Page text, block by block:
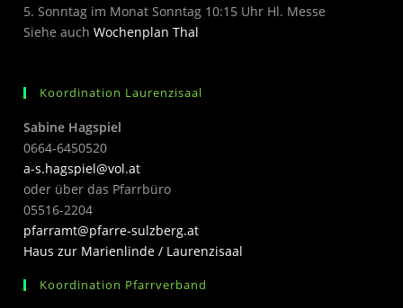
5. Sonntag im Monat Sonntag 10:15 Uhr Hl. Messe
Siehe auchWochenplan Thal
Koordination Laurenzisaal
Sabine Hagspiel
0664-6450520
a-s.hagspiel@vol.at
oder über das Pfarrbüro
05516-2204
pfarramt@pfarre-sulzberg.at
Haus zur Marienlinde / Laurenzisaal
Koordination Pfarrverband